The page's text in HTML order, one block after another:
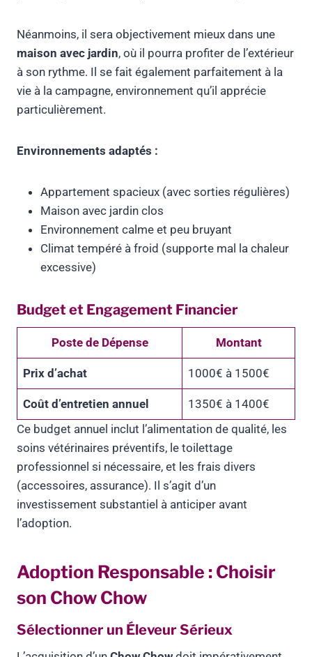
Néanmoins, il sera objectivement mieux dans une
maison avec jardin, où il pourra profiter de l’extérieur
à son rythme. Il se fait également parfaitement à la
vie à la campagne, environnement qu’il apprécie
particulièrement.
Environnements adaptés :
Appartement spacieux (avec sorties régulières)
Maison avec jardin clos
Environnement calme et peu bruyant
Climat tempéré à froid (supporte mal la chaleur
excessive)
Budget et Engagement Financier
Poste de Dépense Montant
Prix d’achat 1000€ à 1500€
Coût d’entretien annuel
1350€ à 1400€
Ce budget annuel inclut l’alimentation de qualité, les
soins vétérinaires préventifs, le toilettage
professionnel si nécessaire, et les frais divers
(accessoires, assurance). Il s’agit d’un
investissement substantiel à anticiper avant
l’adoption.
Adoption Responsable : Choisir
son Chow Chow
Sélectionner un Éleveur Sérieux